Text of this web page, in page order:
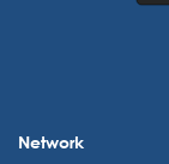
Network